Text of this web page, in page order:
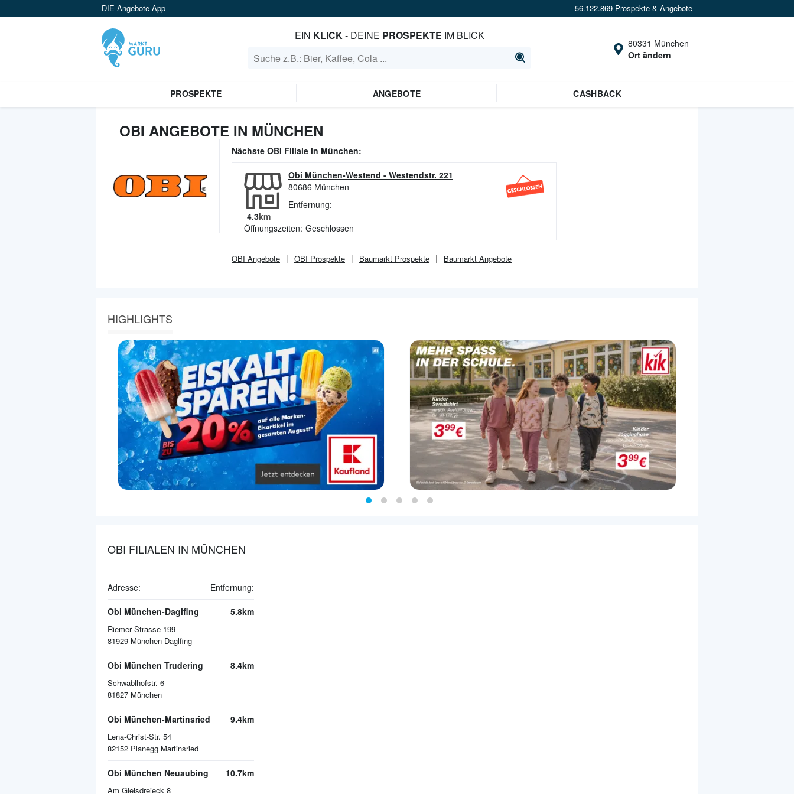
DIE Angebote App 56.122.869 Prospekte & Angebote
EIN KLICK- DEINE PROSPEKTE IM BLICK
80331 München
Ort ändern
PROSPEKTE ANGEBOTE CASHBACK
OBI ANGEBOTE IN MÜNCHEN
Nächste OBI Filiale in München:
Obi München-Westend - Westendstr. 221
80686 München
Entfernung:
4.3km
Öffnungszeiten: Geschlossen
OBI Angebote OBI Prospekte Baumarkt Prospekte Baumarkt Angebote
HIGHLIGHTS
OBI FILIALEN IN MÜNCHEN
Adresse: Entfernung:
Obi München-Daglfing
Riemer Strasse 199
81929 München-Daglfing
5.8km
Obi München Trudering
Schwablhofstr. 6
81827 München
8.4km
Obi München-Martinsried
Lena-Christ-Str. 54
82152 Planegg Martinsried
9.4km
Obi München Neuaubing
Am Gleisdreieck 8
10.7km